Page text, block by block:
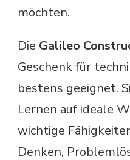
möchten.
Die Galileo
Geschenk für
bestens geeignet.
Lernen auf ideale
wichtige
Denken,